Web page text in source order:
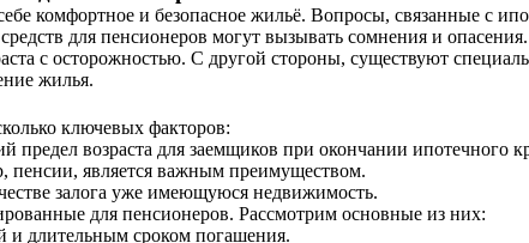
комфортное и безопасное жильё. Вопросы, связанные с
для пенсионеров могут вызывать сомнения и опасения.
с осторожностью. С другой стороны, существуют
жилья.
ключевых факторов:
предел возраста для заемщиков при окончании ипотечного
пенсии, является важным преимуществом.
залога уже имеющуюся недвижимость.
для пенсионеров. Рассмотрим основные из них:
и длительным сроком погашения.